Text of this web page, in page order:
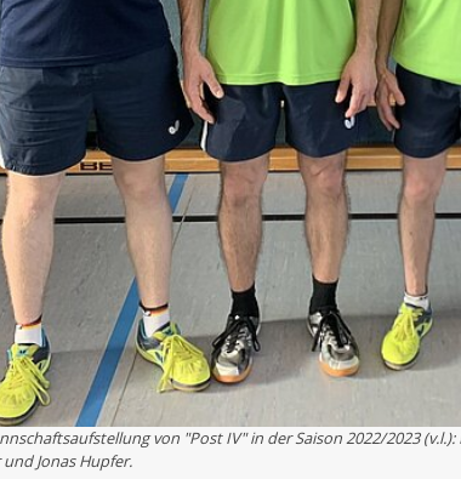
von "Post IV" in der Saison 2022/2023
und Jonas Hupfer.